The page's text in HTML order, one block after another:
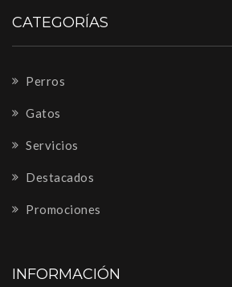
CATEGORÍAS
Perros
Gatos
Servicios
Destacados
Promociones
INFORMACIÓN